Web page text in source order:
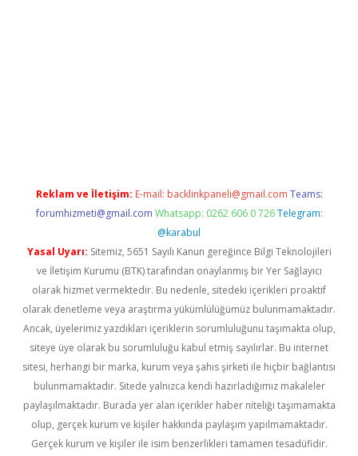
Reklam ve İletişim: E-mail: backlinkpaneli@gmail.com Teams:
forumhizmeti@gmail.com Whatsapp: 0262 606 0 726 Telegram:
@karabul
Yasal Uyarı: Sitemiz, 5651 Sayılı Kanun gereğince Bilgi Teknolojileri
ve İletişim Kurumu (BTK) tarafından onaylanmış bir Yer Sağlayıcı
olarak hizmet vermektedir. Bu nedenle, sitedeki içerikleri proaktif
olarak denetleme veya araştırma yükümlülüğümüz bulunmamaktadır.
Ancak, üyelerimiz yazdıkları içeriklerin sorumluluğunu taşımakta olup,
siteye üye olarak bu sorumluluğu kabul etmiş sayılırlar. Bu internet
sitesi, herhangi bir marka, kurum veya şahıs şirketi ile hiçbir bağlantısı
bulunmamaktadır. Sitede yalnızca kendi hazırladığımız makaleler
paylaşılmaktadır. Burada yer alan içerikler haber niteliği taşımamakta
olup, gerçek kurum ve kişiler hakkında paylaşım yapılmamaktadır.
Gerçek kurum ve kişiler ile isim benzerlikleri tamamen tesadüfidir.